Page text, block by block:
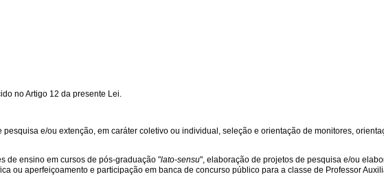
no Artigo 12 da presente Lei.
e/ou extenção, em caráter coletivo ou individual, seleção e orientação de monitores,
de ensino em cursos de pós-graduação "lato-sensu", elaboração de projetos de pesquisa e/ou
ou aperfeiçoamento e participação em banca de concurso público para a classe de Professor